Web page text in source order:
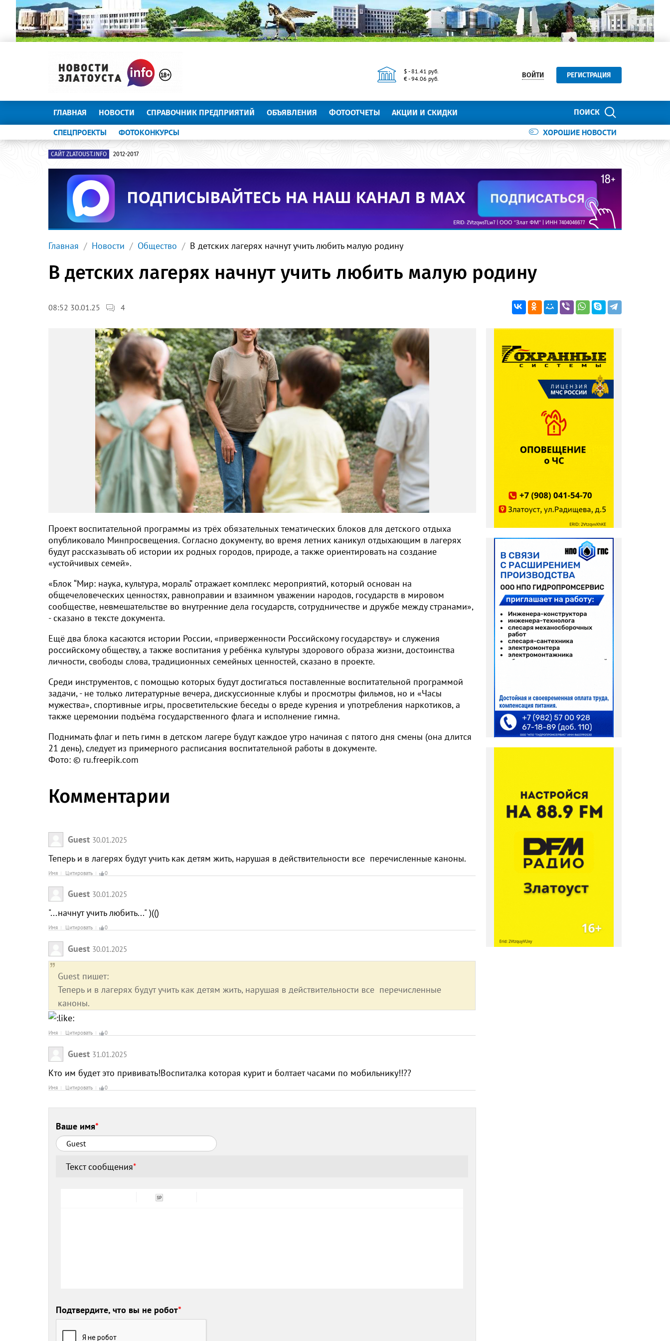
$ - 81.41 руб.
€ - 94.06 руб.
ВОЙТИ РЕГИСТРАЦИЯ
ПОИСК
ГЛАВНАЯ НОВОСТИ СПРАВОЧНИК ПРЕДПРИЯТИЙ ОБЪЯВЛЕНИЯ ФОТООТЧЕТЫ АКЦИИ И СКИДКИ
ХОРОШИЕ НОВОСТИ
СПЕЦПРОЕКТЫ ФОТОКОНКУРСЫ
САЙТ ZLATOUST.INFO 2012-2017
Главная Новости Общество В детских лагерях начнут учить любить малую родину
В детских лагерях начнут учить любить малую родину
08:52 30.01.25 4
Проект воспитательной программы из трёх обязательных тематических блоков для детского отдыха
опубликовало Минпросвещения. Согласно документу, во время летних каникул отдыхающим в лагерях
будут рассказывать об истории их родных городов, природе, а также ориентировать на создание
«устойчивых семей».
«Блок “Мир: наука, культура, мораль” отражает комплекс мероприятий, который основан на
общечеловеческих ценностях, равноправии и взаимном уважении народов, государств в мировом
сообществе, невмешательстве во внутренние дела государств, сотрудничестве и дружбе между странами»,
- сказано в тексте документа.
Ещё два блока касаются истории России, «приверженности Российскому государству» и служения
российскому обществу, а также воспитания у ребёнка культуры здорового образа жизни, достоинства
личности, свободы слова, традиционных семейных ценностей, сказано в проекте.
Среди инструментов, с помощью которых будут достигаться поставленные воспитательной программой
задачи, - не только литературные вечера, дискуссионные клубы и просмотры фильмов, но и «Часы
мужества», спортивные игры, просветительские беседы о вреде курения и употребления наркотиков, а
также церемонии подъёма государственного флага и исполнение гимна.
Поднимать флаг и петь гимн в детском лагере будут каждое утро начиная с пятого дня смены (она длится
21 день), следует из примерного расписания воспитательной работы в документе.
Фото: © ru.freepik.com
Комментарии
Guest 30.01.2025
Теперь и в лагерях будут учить как детям жить, нарушая в действительности все перечисленные каноны.
Имя Цитировать 0
Guest 30.01.2025
"...начнут учить любить..." )(()
Имя Цитировать 0
Guest 30.01.2025
Guest пишет:
Теперь и в лагерях будут учить как детям жить, нарушая в действительности все перечисленные
каноны.
Имя Цитировать 0
Guest 31.01.2025
Кто им будет это прививать!Воспиталка которая курит и болтает часами по мобильнику!!??
Имя Цитировать 0
Ваше имя*
Текст сообщения*
Подтвердите, что вы не робот*